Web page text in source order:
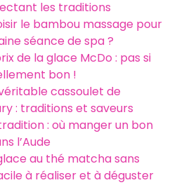
les traditions
le bambou massage pour
séance de spa ?
de la glace McDo : pas si
bon !
cassoulet de
: traditions et saveurs
: où manger un bon
l’Aude
au thé matcha sans
à réaliser et à déguster